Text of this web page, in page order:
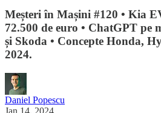
Meșteri în Mașini #120 • Kia
72.500 de euro • ChatGPT pe
și Skoda • Concepte Honda,
2024.
Daniel Popescu
Jan 14, 2024